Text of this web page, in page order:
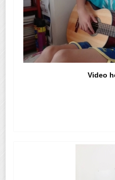
Video